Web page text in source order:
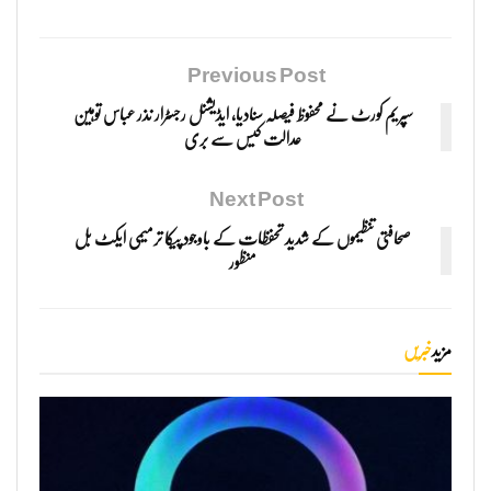
Previous Post
سپریم کورٹ نے محفوظ فیصلہ سنادیا، ایڈیشنل رجسٹرار نذر عباس توہین
عدالت کیس سے بری
Next Post
صحافتی تنظیموں کے شدید تحفظات کے باوجود پیکا ترمیمی ایکٹ بل
منظور
مزیدخبریں